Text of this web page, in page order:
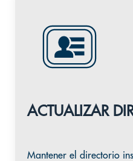
ACTUALIZAR
Mantener el directorio